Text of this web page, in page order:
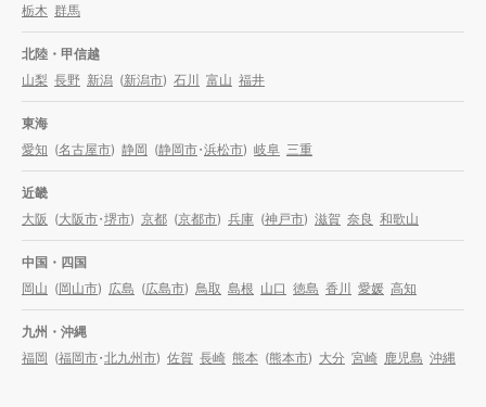
栃木 群馬
北陸・甲信越
山梨 長野 新潟 (新潟市) 石川 富山 福井
東海
愛知 (名古屋市) 静岡 (静岡市・浜松市) 岐阜 三重
近畿
大阪 (大阪市・堺市) 京都 (京都市) 兵庫 (神戸市) 滋賀 奈良 和歌山
中国・四国
岡山 (岡山市) 広島 (広島市) 鳥取 島根 山口 徳島 香川 愛媛 高知
九州・沖縄
福岡 (福岡市・北九州市) 佐賀 長崎 熊本 (熊本市) 大分 宮崎 鹿児島 沖縄